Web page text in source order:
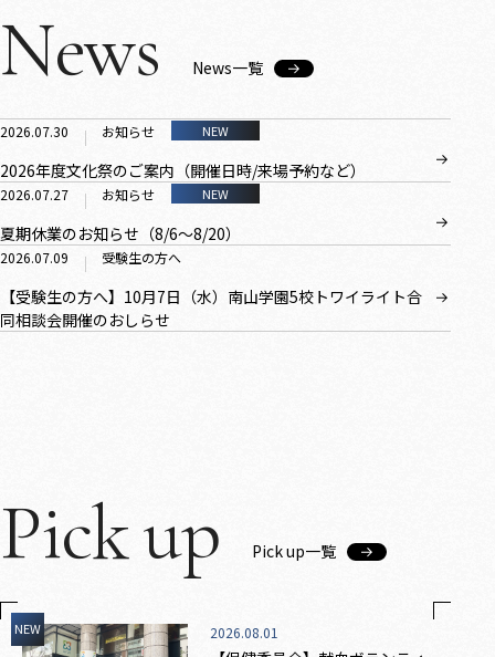
News News一覧
2026.07.30 お知らせ NEW
2026年度文化祭のご案内（開催日時/来場予約など） 詳細ページ
2026.07.27 お知らせ NEW
夏期休業のお知らせ（8/6～8/20）
2026.07.09 受験生の方へ
【受験生の方へ】10月7日（水）南山学園5校トワイライト合
同相談会開催のおしらせ
Pick up Pick up一覧
NEW 2026.08.01